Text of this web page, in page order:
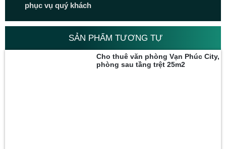
phục vụ quý khách
SẢN PHẨM TƯƠNG TỰ
Cho thuê văn phòng Vạn Phúc City,
phòng sau tầng trệt 25m2